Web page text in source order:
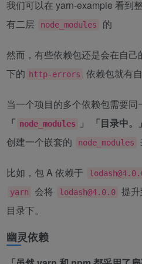
我们可以在 yarn-example 看到
有二层
node_modules 的
然而，有些依赖包还是会在自己
下的 http-errors 依赖包就有
当一个项目的多个依赖包需要同
「 node_modules 」 「目录中。」
创建一个嵌套的
node_modules
比如，包 A 依赖于
yarn 会将 lodash@4.0.0 提
目录下。
幽灵依赖